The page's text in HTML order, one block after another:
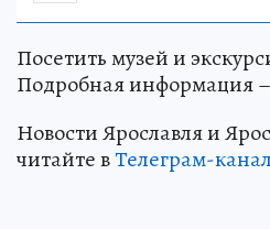
Посетить музей и
Подробная информация –
Новости Ярославля и
читайте вТелеграм-